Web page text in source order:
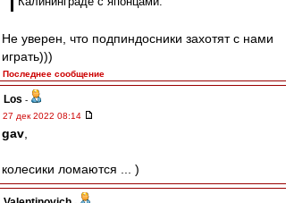
Не уверен, что подпиндосники захотят с нами
играть)))
Последнее сообщение
Los -
27 дек 2022 08:14
gav
колесики ломаются ... )